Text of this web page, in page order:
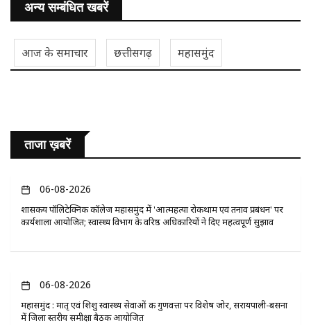
अन्य सम्बंधित खबरें
आज के समाचार छत्तीसगढ़ महासमुंद
ताजा ख़बरें
06-08-2026
​शासकीय पॉलिटेक्निक कॉलेज महासमुंद में 'आत्महत्या रोकथाम एवं तनाव प्रबंधन' पर
कार्यशाला आयोजित; स्वास्थ्य विभाग के वरिष्ठ अधिकारियों ने दिए महत्वपूर्ण सुझाव
06-08-2026
महासमुंद : मातृ एवं शिशु स्वास्थ्य सेवाओं की गुणवत्ता पर विशेष जोर, सरायपाली-बसना
में जिला स्तरीय समीक्षा बैठक आयोजित